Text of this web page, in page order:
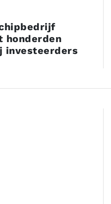
honderden
investeerders